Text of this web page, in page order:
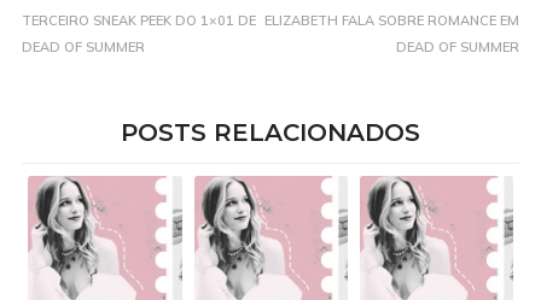
TERCEIRO SNEAK PEEK DO 1×01 DE
DEAD OF SUMMER
ELIZABETH FALA SOBRE ROMANCE EM
DEAD OF SUMMER
POSTS RELACIONADOS